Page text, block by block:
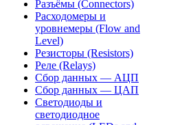
Разъёмы (Connectors)
Расходомеры и
уровнемеры (Flow and
Level)
Резисторы (Resistors)
Реле (Relays)
Сбор данных — АЦП
Сбор данных — ЦАП
Светодиоды и
светодиодное